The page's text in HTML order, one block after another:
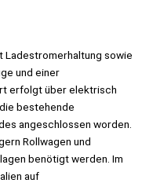
Ladestromerhaltung sowie
und einer
erfolgt über elektrisch
bestehende
angeschlossen worden.
Rollwagen und
benötigt werden. Im
auf